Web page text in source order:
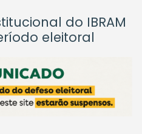
do IBRAM
eleitoral